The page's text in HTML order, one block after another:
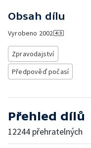
Obsah dílu
Vyrobeno 2002
Zpravodajství
Předpověď počasí
Přehled dílů
12244 přehratelných